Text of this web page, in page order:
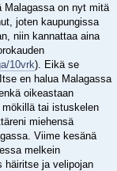
Malagassa on nyt mitä
joten kaupungissa
niin kannattaa aina
10vrk). Eikä se
en halua Malagassa
oikeastaan
tai istuskelen
miehensä
Viime kesänä
melkein
häiritse ja velipojan